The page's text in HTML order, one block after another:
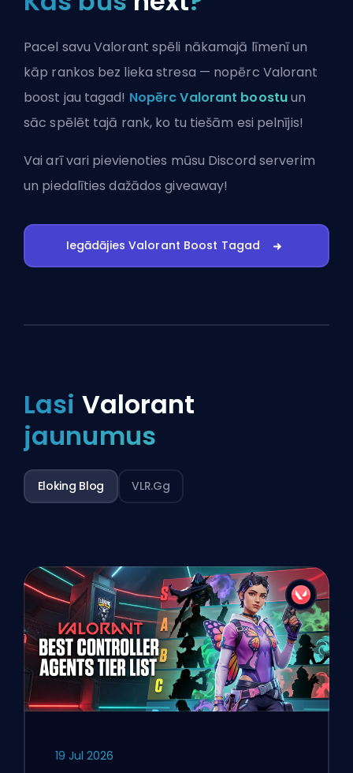
Pacel savu Valorant spēli nākamajā līmenī un
kāp rankos bez lieka stresa — nopērc Valorant
boost jau tagad! Nopērc Valorant boostuun
sāc spēlēt tajā rank, ko tu tiešām esi pelnījis!
Vai arī vari pievienoties mūsu Discord serverim
un piedalīties dažādos giveaway!
Iegādājies Valorant Boost Tagad
Lasi Valorant
jaunumus
Eloking Blog VLR.gg
19 Jul 2026